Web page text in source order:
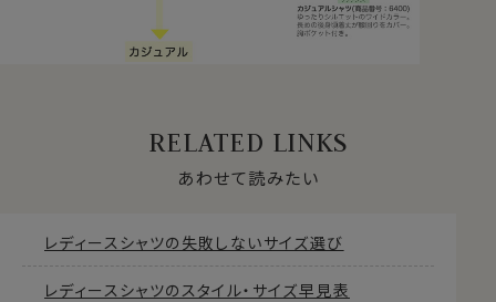
RELATED LINKS
あわせて読みたい
レディースシャツの失敗しないサイズ選び
レディースシャツのスタイル・サイズ早見表